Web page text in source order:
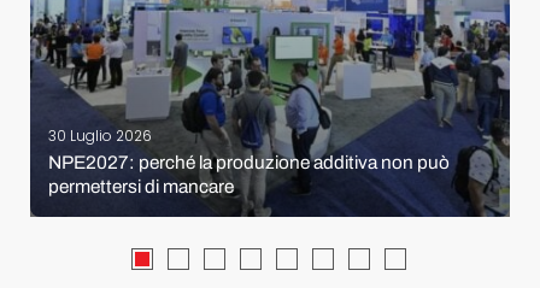
30 Luglio 2026
NPE2027: perché la produzione additiva non può
permettersi di mancare